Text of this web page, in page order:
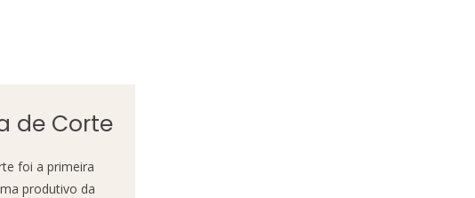
de Corte
foi a primeira
produtivo da